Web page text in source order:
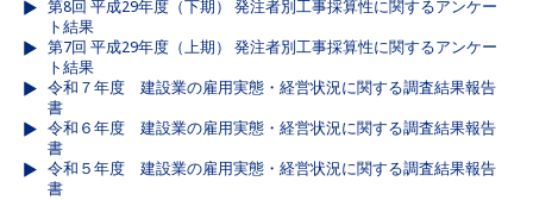
第8回 平成29年度（下期） 発注者別工事採算性に関するアンケー
ト結果
第7回 平成29年度（上期） 発注者別工事採算性に関するアンケー
ト結果
令和７年度 建設業の雇用実態・経営状況に関する調査結果報告
書
令和６年度 建設業の雇用実態・経営状況に関する調査結果報告
書
令和５年度 建設業の雇用実態・経営状況に関する調査結果報告
書